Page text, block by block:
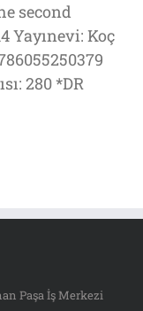
second
Yayınevi: Koç
280 *DR
Paşa İş Merkezi